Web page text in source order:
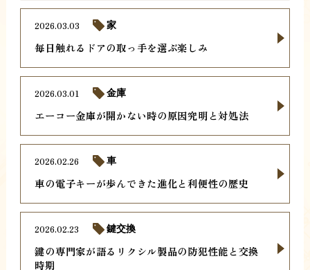
毎日触れるドアの取っ手を選ぶ楽しみ
2026.03.03 家
エーコー金庫が開かない時の原因究明と対処法
2026.03.01 金庫
車の電子キーが歩んできた進化と利便性の歴史
2026.02.26 車
鍵の専門家が語るリクシル製品の防犯性能と交換
時期
2026.02.23 鍵交換